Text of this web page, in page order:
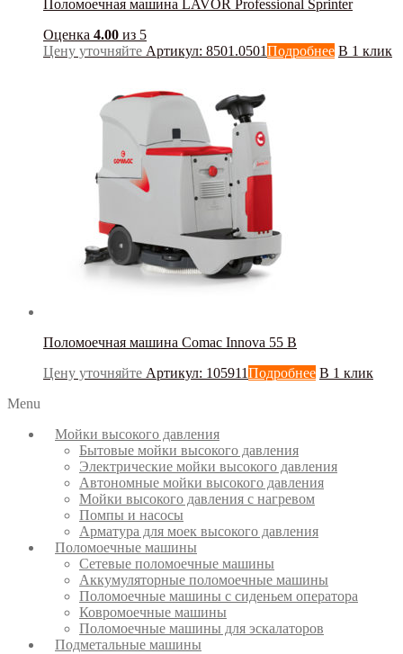
Поломоечная машина LAVOR Professional Sprinter
Оценка 4.00 из 5
Цену уточняйте Артикул: 8501.0501Подробнее В 1 клик
Поломоечная машина Comac Innova 55 B
Цену уточняйте Артикул: 105911Подробнее В 1 клик
Menu
Мойки высокого давления
Бытовые мойки высокого давления
Электрические мойки высокого давления
Автономные мойки высокого давления
Мойки высокого давления с нагревом
Помпы и насосы
Арматура для моек высокого давления
Поломоечные машины
Сетевые поломоечные машины
Аккумуляторные поломоечные машины
Поломоечные машины с сиденьем оператора
Ковромоечные машины
Поломоечные машины для эскалаторов
Подметальные машины